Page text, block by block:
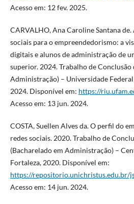
Acesso em: 12 fev. 2025.
CARVALHO, Ana Caroline Santana
sociais para o empreendedorismo: a
digitais e alunos de administração de
superior. 2024. Trabalho de Conclusão
Administração) – Universidade
2024. Disponível em: https://
Acesso em: 13 jun. 2024.
COSTA, Suellen Alves da. O perfil do
redes sociais. 2020. Trabalho de
(Bacharelado em Administração) –
Fortaleza, 2020. Disponível em:
https://repositorio.unichristus.edu.br/
Acesso em: 14 jun. 2024.